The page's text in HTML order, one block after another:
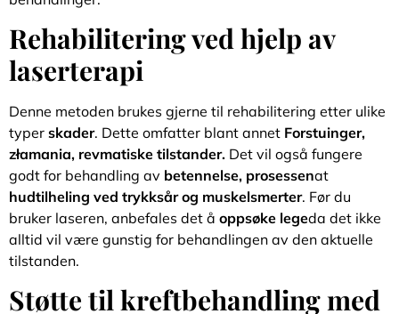
Rehabilitering ved hjelp av
laserterapi
Denne metoden brukes gjerne til rehabilitering etter ulike
typer skader. Dette omfatter blant annet Forstuinger,
złamania, revmatiske tilstander. Det vil også fungere
godt for behandling av betennelse, prosessenat
hudtilheling ved trykksår og muskelsmerter. Før du
bruker laseren, anbefales det å oppsøke legeda det ikke
alltid vil være gunstig for behandlingen av den aktuelle
tilstanden.
Støtte til kreftbehandling med